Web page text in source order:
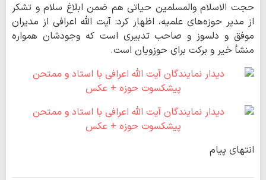
حجت الاسلام والمسلمین حیاتی هم ضمن ابلاغ سلام و تشکر
از مدیر حوزه‌های علمیه، اظهار کرد: آیت الله اعرافی از مدیران
موفق و دلسوز و صاحب تدبیری است که وجودشان همواره
منشأ خیر و برکت برای حوزویان است.
انتهای پیام